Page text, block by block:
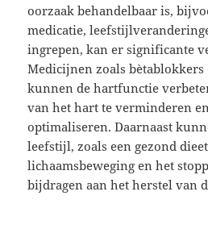
oorzaak behandelbaar is,
medicatie,
ingrepen, kan er significante
Medicijnen zoals bètablokkers
kunnen de hartfunctie
van het hart te verminderen
optimaliseren. Daarnaast
leefstijl, zoals een gezond
lichaamsbeweging en het
bijdragen aan het herstel van